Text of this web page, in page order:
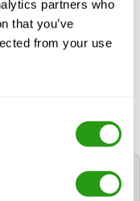
partners who
that you’ve
from your use
un hotel